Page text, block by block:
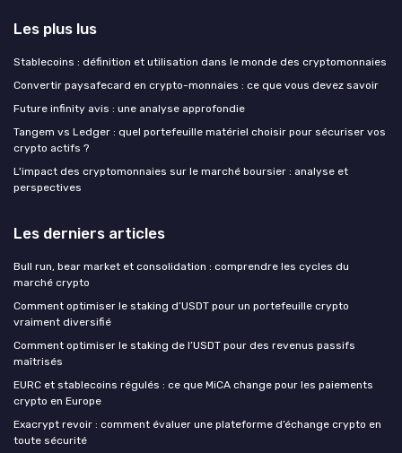
Les plus lus
Stablecoins : définition et utilisation dans le monde des cryptomonnaies
Convertir paysafecard en crypto-monnaies : ce que vous devez savoir
Future infinity avis : une analyse approfondie
Tangem vs Ledger : quel portefeuille matériel choisir pour sécuriser vos
crypto actifs ?
L'impact des cryptomonnaies sur le marché boursier : analyse et
perspectives
Les derniers articles
Bull run, bear market et consolidation : comprendre les cycles du
marché crypto
Comment optimiser le staking d’USDT pour un portefeuille crypto
vraiment diversifié
Comment optimiser le staking de l’USDT pour des revenus passifs
maîtrisés
EURC et stablecoins régulés : ce que MiCA change pour les paiements
crypto en Europe
Exacrypt revoir : comment évaluer une plateforme d’échange crypto en
toute sécurité